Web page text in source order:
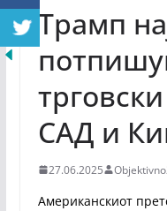
Трамп
САД и
27.06.2025
Американскиот